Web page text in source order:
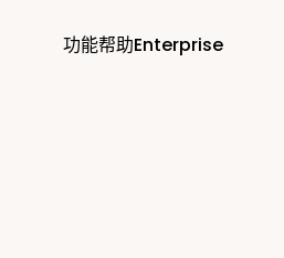
功能帮助Enterprise